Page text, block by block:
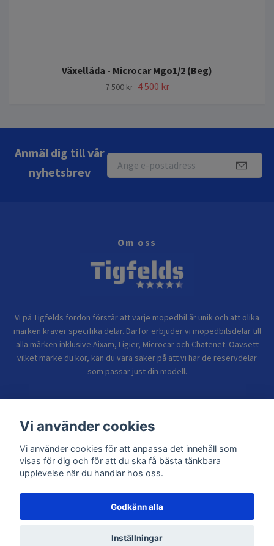
Växellåda - Microcar Mgo1/2 (Beg)
7 500 kr 4 500 kr
Anmäl dig till vår
nyhetsbrev
Om oss
Vi på Tigfelds fordon förstår att varje mopedbil är unik och att olika
märken kräver specifika delar. Därför erbjuder vi mopedbilsdelar till
alla märken inklusive Aixam, Ligier, Microcar och Chatenet. Oavsett
vilket märke du kör, kan du vara säker på att vi har de reservdelar
som passar just din modell.
Sidor
© 2026 TIGFELDS FORDON
Vi använder cookies
Vi använder cookies för att anpassa det innehåll som
visas för dig och för att du ska få bästa tänkbara
upplevelse när du handlar hos oss.
Godkänn alla
Inställningar